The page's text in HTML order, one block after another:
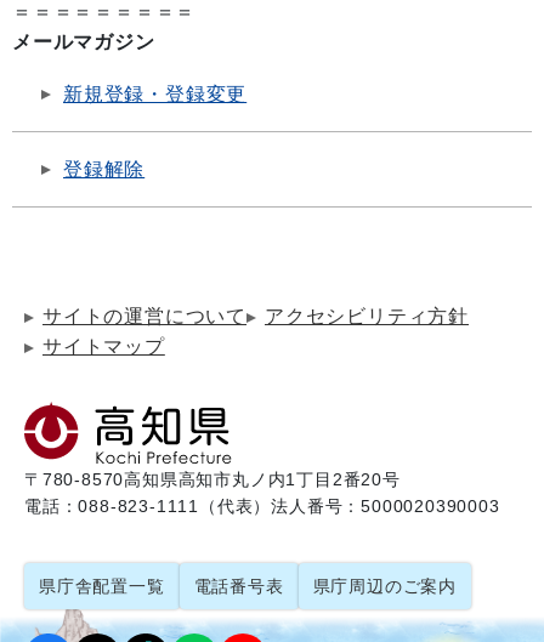
＝＝＝＝＝＝＝＝＝
メールマガジン
新規登録・登録変更
登録解除
サイトの運営について
アクセシビリティ方針
サイトマップ
〒780-8570高知県高知市丸ノ内1丁目2番20号
電話：088-823-1111（代表）法人番号：5000020390003
県庁舎配置一覧 電話番号表 県庁周辺のご案内